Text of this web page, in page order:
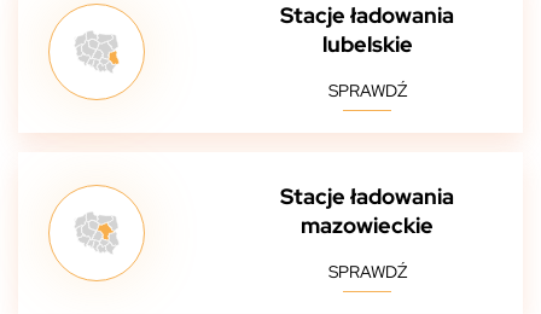
Stacje ładowania
lubelskie
SPRAWDŹ
Stacje ładowania
mazowieckie
SPRAWDŹ